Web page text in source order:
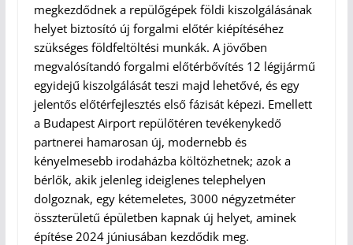
megkezdődnek a repülőgépek földi kiszolgálásának
helyet biztosító új forgalmi előtér kiépítéséhez
szükséges földfeltöltési munkák. A jövőben
megvalósítandó forgalmi előtérbővítés 12 légijármű
egyidejű kiszolgálását teszi majd lehetővé, és egy
jelentős előtérfejlesztés első fázisát képezi. Emellett
a Budapest Airport repülőtéren tevékenykedő
partnerei hamarosan új, modernebb és
kényelmesebb irodaházba költözhetnek; azok a
bérlők, akik jelenleg ideiglenes telephelyen
dolgoznak, egy kétemeletes, 3000 négyzetméter
összterületű épületben kapnak új helyet, aminek
építése 2024 júniusában kezdődik meg.